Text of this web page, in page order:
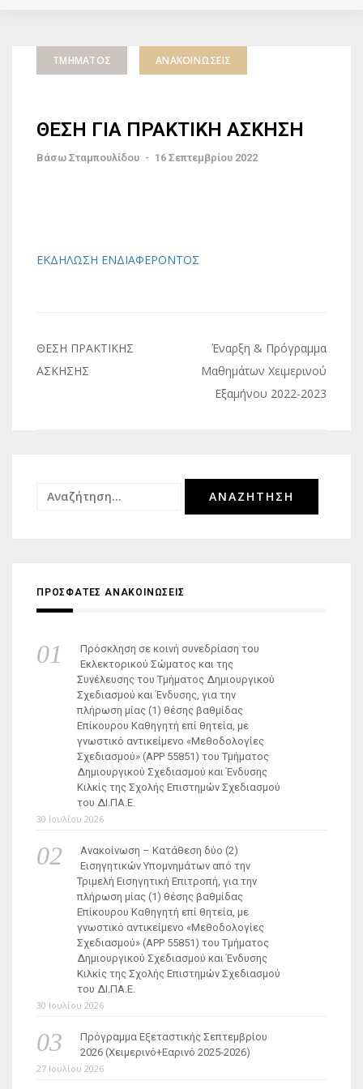
ΤΜΉΜΑΤΟΣ ΑΝΑΚΟΙΝΏΣΕΙΣ
ΘΕΣΗ ΓΙΑ ΠΡΑΚΤΙΚΗ ΑΣΚΗΣΗ
Βάσω Σταμπουλίδου - 16 Σεπτεμβρίου 2022
ΕΚΔΗΛΩΣΗ ΕΝΔΙΑΦΕΡΟΝΤΟΣ
Πλοήγηση
άρθρων
ΘΕΣΗ ΠΡΑΚΤΙΚΗΣ
ΑΣΚΗΣΗΣ
Έναρξη & Πρόγραμμα
Μαθημάτων Χειμερινού
Εξαμήνου 2022-2023
Αναζήτηση
ΠΡΟΣΦΑΤΕΣ ΑΝΑΚΟΙΝΩΣΕΙΣ
Πρόσκληση σε κοινή συνεδρίαση του
Εκλεκτορικού Σώματος και της
Συνέλευσης του Τμήματος Δημιουργικού
Σχεδιασμού και Ένδυσης, για την
πλήρωση μίας (1) θέσης βαθμίδας
Επίκουρου Καθηγητή επί θητεία, με
γνωστικό αντικείμενο «Μεθοδολογίες
Σχεδιασμού» (ΑΡΡ 55851) του Τμήματος
Δημιουργικού Σχεδιασμού και Ένδυσης
Κιλκίς της Σχολής Επιστημών Σχεδιασμού
του ΔΙ.ΠΑ.Ε.
30 Ιουλίου 2026
Ανακοίνωση – Κατάθεση δύο (2)
Εισηγητικών Υπομνημάτων από την
Τριμελή Εισηγητική Επιτροπή, για την
πλήρωση μίας (1) θέσης βαθμίδας
Επίκουρου Καθηγητή επί θητεία, με
γνωστικό αντικείμενο «Μεθοδολογίες
Σχεδιασμού» (ΑΡΡ 55851) του Τμήματος
Δημιουργικού Σχεδιασμού και Ένδυσης
Κιλκίς της Σχολής Επιστημών Σχεδιασμού
του ΔΙ.ΠΑ.Ε.
30 Ιουλίου 2026
Πρόγραμμα Εξεταστικής Σεπτεμβρίου
2026 (Χειμερινό+Εαρινό 2025-2026)
27 Ιουλίου 2026